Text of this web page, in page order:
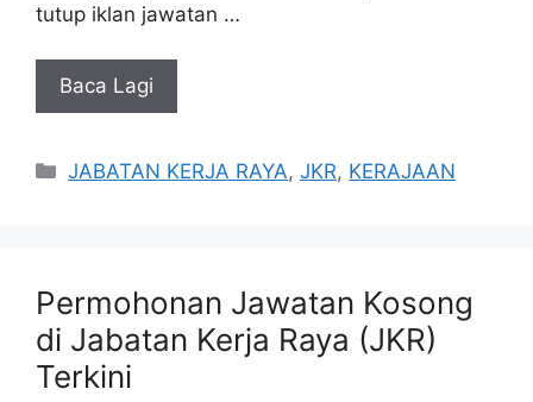
tutup iklan jawatan …
Baca Lagi
Categories
JABATAN KERJA RAYA,JKR, KERAJAAN
Permohonan Jawatan Kosong
di Jabatan Kerja Raya (JKR)
Terkini